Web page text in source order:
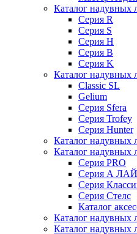
Каталог надувных
Серия R
Серия S
Серия H
Серия B
Серия K
Каталог надувных
Classic SL
Gelium
Серия Sfera
Серия Trofey
Серия Hunter
Каталог надувных
Каталог надувных
Серия PRO
Серия А
Серия
Серия Стелс
Каталог
Каталог надувных
Каталог надувных